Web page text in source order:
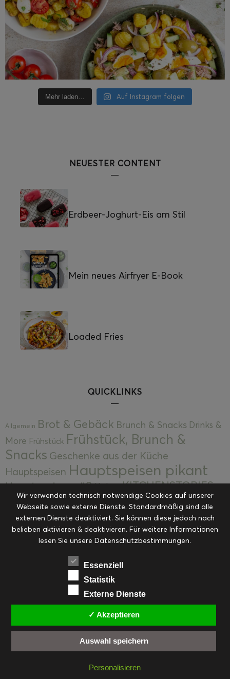
Mehr laden… Auf Instagram folgen
NEUESTER CONTENT
Erdbeer-Joghurt-Eis am Stil
Mein neues Airfryer E-Book
Loaded Fries
QUICKLINKS
Allgemein Brot & Gebäck Brunch & Snacks Drinks &
More Frühstück Frühstück, Brunch &
Snacks Geschenke aus der Küche
Hauptspeisen Hauptspeisen pikant
Hauptspeisen süßKekseKITCHENSTORIES
Kuchen, Torten & Desserts Kuchen und
Desserts Kulinarik Kulinarische Mitbringsel &
Eingemachtes Ohne Kategorie Ostern Resteküche
RezepteSaisonalSliderStartseite
Suppen, Salate & Vorspeisen
Vorspeisen, Salate & Suppen
Weihnachten Workshops & Events
FACEBOOK PINTEREST
EMAIL
INSTAGRAM
Wir verwenden technisch notwendige Cookies auf unserer
Webseite sowie externe Dienste. Standardmäßig sind alle
externen Dienste deaktiviert. Sie können diese jedoch nach
belieben aktivieren & deaktivieren. Für weitere Informationen
lesen Sie unsere Datenschutzbestimmungen.
Essenziell
Statistik
Externe Dienste
✓ Akzeptieren
Auswahl speichern
Personalisieren